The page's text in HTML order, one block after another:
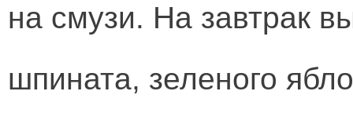
на смузи. На завтрак
шпината, зеленого